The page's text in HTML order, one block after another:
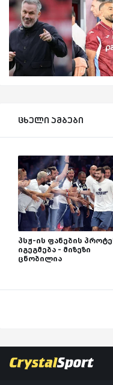
ცხელი ამბები
პსჟ-ის ფანების
იგეგმება - მიზეზი
ცნობილია